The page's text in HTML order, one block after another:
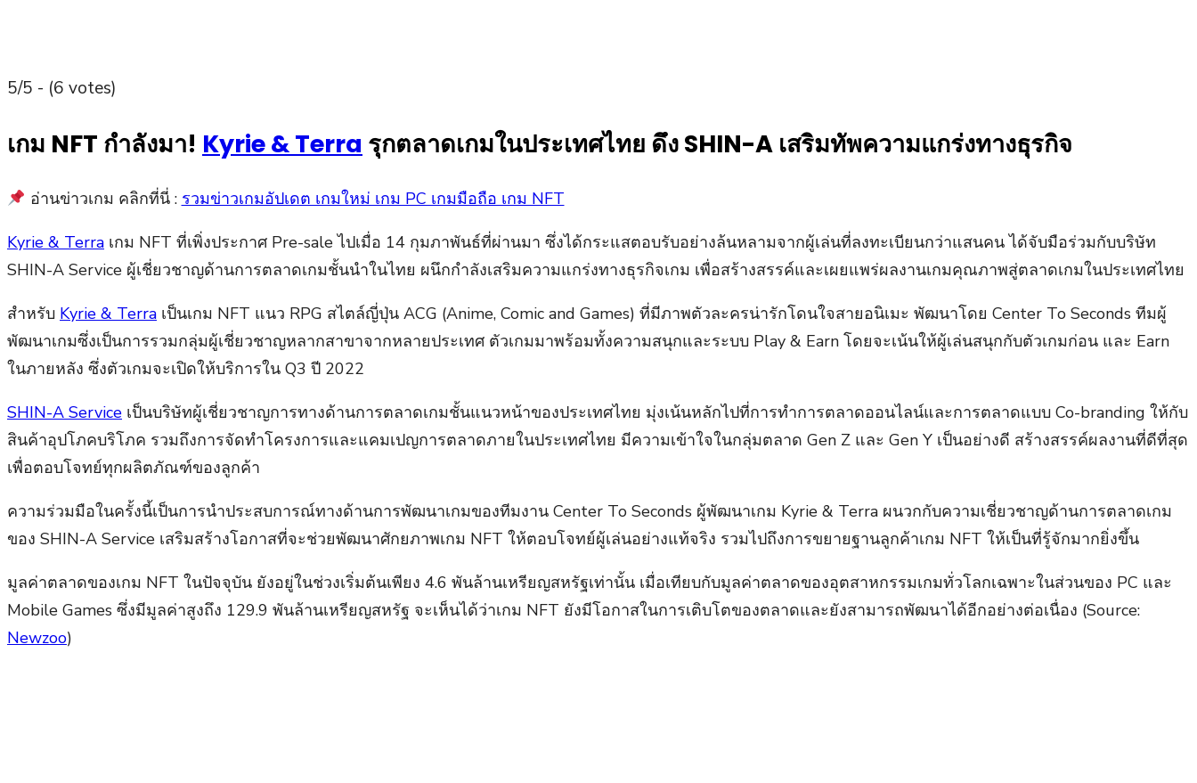
5/5 - (6 votes)
เกม NFT กำลังมา! Kyrie & Terra รุกตลาดเกมในประเทศไทย ดึง SHIN-A เสริมทัพความแกร่งทางธุรกิจ
อ่านข่าวเกม คลิกที่นี่ : รวมข่าวเกมอัปเดต เกมใหม่ เกม PC เกมมือถือ เกม NFT
Kyrie & Terra เกม NFT ที่เพิ่งประกาศ Pre-sale ไปเมื่อ 14 กุมภาพันธ์ที่ผ่านมา ซึ่งได้กระแสตอบรับอย่างล้นหลามจากผู้เล่นที่ลงทะเบียนกว่าแสนคน ได้จับมือร่วมกับบริษัท
SHIN-A Service ผู้เชี่ยวชาญด้านการตลาดเกมชั้นนำในไทย ผนึกกำลังเสริมความแกร่งทางธุรกิจเกม เพื่อสร้างสรรค์และเผยแพร่ผลงานเกมคุณภาพสู่ตลาดเกมในประเทศไทย
สำหรับ Kyrie & Terra เป็นเกม NFT แนว RPG สไตล์ญี่ปุ่น ACG (Anime, Comic and Games) ที่มีภาพตัวละครน่ารักโดนใจสายอนิเมะ พัฒนาโดย Center To Seconds ทีมผู้
พัฒนาเกมซึ่งเป็นการรวมกลุ่มผู้เชี่ยวชาญหลากสาขาจากหลายประเทศ ตัวเกมมาพร้อมทั้งความสนุกและระบบ Play & Earn โดยจะเน้นให้ผู้เล่นสนุกกับตัวเกมก่อน และ Earn
ในภายหลัง ซึ่งตัวเกมจะเปิดให้บริการใน Q3 ปี 2022
SHIN-A Service เป็นบริษัทผู้เชี่ยวชาญการทางด้านการตลาดเกมชั้นแนวหน้าของประเทศไทย มุ่งเน้นหลักไปที่การทำการตลาดออนไลน์และการตลาดแบบ Co-branding ให้กับ
สินค้าอุปโภคบริโภค รวมถึงการจัดทำโครงการและแคมเปญการตลาดภายในประเทศไทย มีความเข้าใจในกลุ่มตลาด Gen Z และ Gen Y เป็นอย่างดี สร้างสรรค์ผลงานที่ดีที่สุด
เพื่อตอบโจทย์ทุกผลิตภัณฑ์ของลูกค้า
ความร่วมมือในครั้งนี้เป็นการนำประสบการณ์ทางด้านการพัฒนาเกมของทีมงาน Center To Seconds ผู้พัฒนาเกม Kyrie & Terra ผนวกกับความเชี่ยวชาญด้านการตลาดเกม
ของ SHIN-A Service เสริมสร้างโอกาสที่จะช่วยพัฒนาศักยภาพเกม NFT ให้ตอบโจทย์ผู้เล่นอย่างแท้จริง รวมไปถึงการขยายฐานลูกค้าเกม NFT ให้เป็นที่รู้จักมากยิ่งขึ้น
มูลค่าตลาดของเกม NFT ในปัจจุบัน ยังอยู่ในช่วงเริ่มต้นเพียง 4.6 พันล้านเหรียญสหรัฐเท่านั้น เมื่อเทียบกับมูลค่าตลาดของอุตสาหกรรมเกมทั่วโลกเฉพาะในส่วนของ PC และ
Mobile Games ซึ่งมีมูลค่าสูงถึง 129.9 พันล้านเหรียญสหรัฐ จะเห็นได้ว่าเกม NFT ยังมีโอกาสในการเติบโตของตลาดและยังสามารถพัฒนาได้อีกอย่างต่อเนื่อง (Source:
Newzoo)